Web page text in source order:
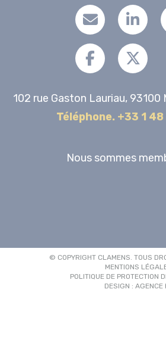
102 rue Gaston Lauriau,
Téléphone. +33 1 48
Nous sommes
© COPYRIGHT CLAMENS. TOUS
MENTIONS
POLITIQUE DE PROTECTION
DESIGN : AGENCE